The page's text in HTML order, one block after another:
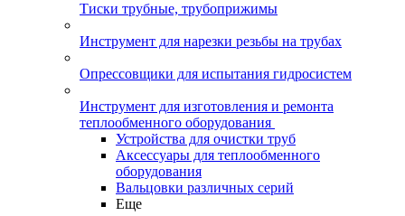
Тиски трубные, трубоприжимы
Инструмент для нарезки резьбы на трубах
Опрессовщики для испытания гидросистем
Инструмент для изготовления и ремонта
теплообменного оборудования
Устройства для очистки труб
Аксессуары для теплообменного
оборудования
Вальцовки различных серий
Еще